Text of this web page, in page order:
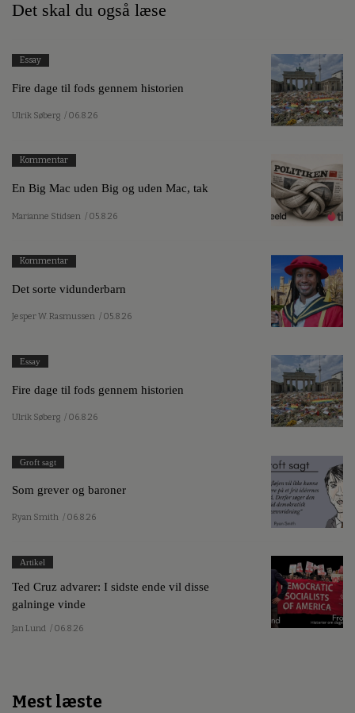
Det skal du også læse
Essay
Fire dage til fods gennem historien
Ulrik Søberg / 06.8.26
Kommentar
En Big Mac uden Big og uden Mac, tak
Marianne Stidsen / 05.8.26
Kommentar
Det sorte vidunderbarn
Jesper W. Rasmussen / 05.8.26
Essay
Fire dage til fods gennem historien
Ulrik Søberg / 06.8.26
Groft sagt
Som grever og baroner
Ryan Smith / 06.8.26
Artikel
Ted Cruz advarer: I sidste ende vil disse
galninge vinde
Jan Lund / 06.8.26
Mest læste